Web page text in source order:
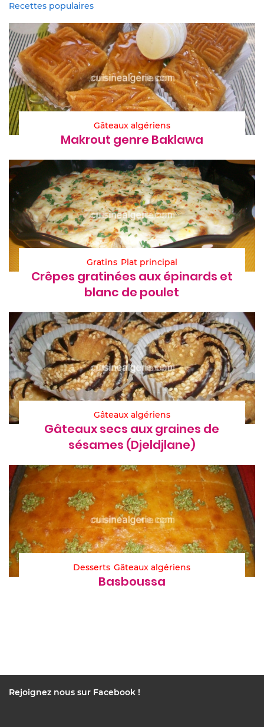
Recettes populaires
Gâteaux algériens
Makrout genre Baklawa
Gratins Plat principal
Crêpes gratinées aux épinards et
blanc de poulet
Gâteaux algériens
Gâteaux secs aux graines de
sésames (Djeldjlane)
Desserts Gâteaux algériens
Basboussa
Rejoignez nous sur Facebook !